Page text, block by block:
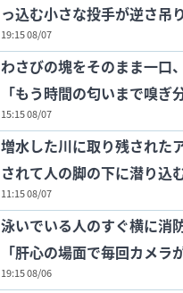
っ込む小さな投手が逆さ吊
19:15 08/07
わさびの塊をそのまま一口
「もう時間の匂いまで嗅ぎ
15:15 08/07
増水した川に取り残された
されて人の脚の下に潜り込
11:15 08/07
泳いでいる人のすぐ横に消
「肝心の場面で毎回カメラ
19:15 08/06